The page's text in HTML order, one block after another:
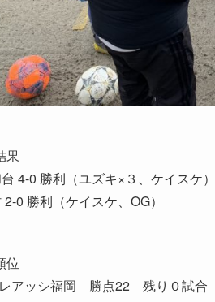
果
4-0 勝利（ユズキ×３、ケイスケ）
0 勝利（ケイスケ、OG）
位
アッシ福岡 勝点22 残り０試合